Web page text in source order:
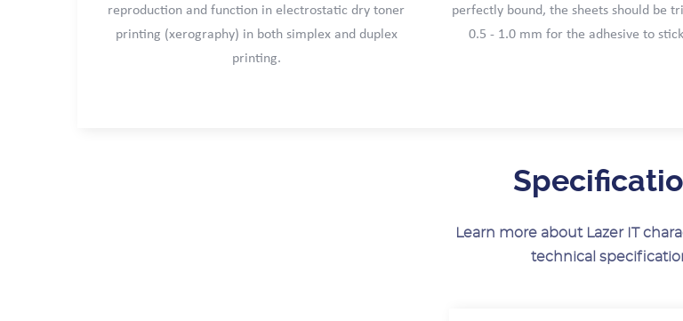
reproduction and function in electrostatic dry toner
printing (xerography) in both simplex and duplex
printing.
perfectly bound, the sheets should be
0.5 - 1.0 mm for the adhesive to
Learn more about Lazer IT
technical